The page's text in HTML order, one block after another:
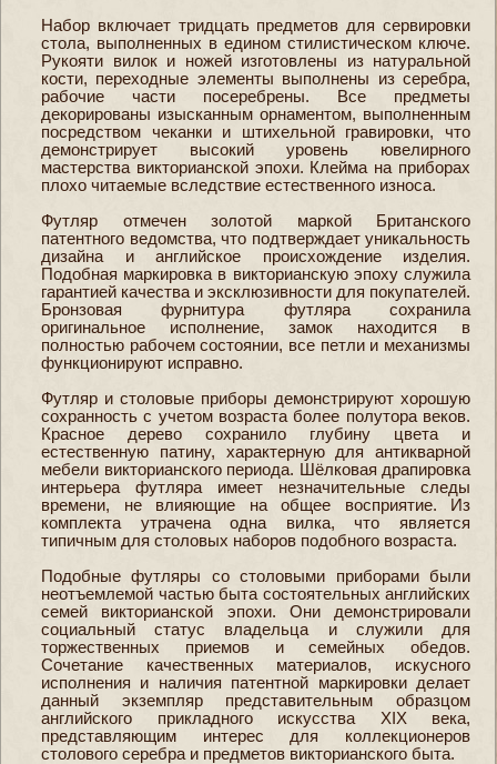
Набор включает тридцать предметов для сервировки
стола, выполненных в едином стилистическом ключе.
Рукояти вилок и ножей изготовлены из натуральной
кости, переходные элементы выполнены из серебра,
рабочие части посеребрены. Все предметы
декорированы изысканным орнаментом, выполненным
посредством чеканки и штихельной гравировки, что
демонстрирует высокий уровень ювелирного
мастерства викторианской эпохи. Клейма на приборах
плохо читаемые вследствие естественного износа.
Футляр отмечен золотой маркой Британского
патентного ведомства, что подтверждает уникальность
дизайна и английское происхождение изделия.
Подобная маркировка в викторианскую эпоху служила
гарантией качества и эксклюзивности для покупателей.
Бронзовая фурнитура футляра сохранила
оригинальное исполнение, замок находится в
полностью рабочем состоянии, все петли и механизмы
функционируют исправно.
Футляр и столовые приборы демонстрируют хорошую
сохранность с учетом возраста более полутора веков.
Красное дерево сохранило глубину цвета и
естественную патину, характерную для антикварной
мебели викторианского периода. Шёлковая драпировка
интерьера футляра имеет незначительные следы
времени, не влияющие на общее восприятие. Из
комплекта утрачена одна вилка, что является
типичным для столовых наборов подобного возраста.
Подобные футляры со столовыми приборами были
неотъемлемой частью быта состоятельных английских
семей викторианской эпохи. Они демонстрировали
социальный статус владельца и служили для
торжественных приемов и семейных обедов.
Сочетание качественных материалов, искусного
исполнения и наличия патентной маркировки делает
данный экземпляр представительным образцом
английского прикладного искусства XIX века,
представляющим интерес для коллекционеров
столового серебра и предметов викторианского быта.